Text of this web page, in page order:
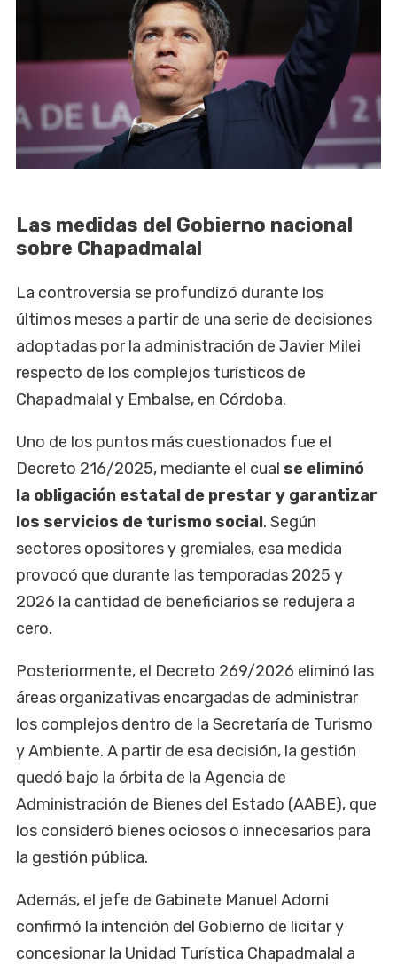
Las medidas del Gobierno nacional
sobre Chapadmalal
La controversia se profundizó durante los
últimos meses a partir de una serie de decisiones
adoptadas por la administración de Javier Milei
respecto de los complejos turísticos de
Chapadmalal y Embalse, en Córdoba.
Uno de los puntos más cuestionados fue el
Decreto 216/2025, mediante el cual se eliminó
la obligación estatal de prestar y garantizar
los servicios de turismo social. Según
sectores opositores y gremiales, esa medida
provocó que durante las temporadas 2025 y
2026 la cantidad de beneficiarios se redujera a
cero.
Posteriormente, el Decreto 269/2026 eliminó las
áreas organizativas encargadas de administrar
los complejos dentro de la Secretaría de Turismo
y Ambiente. A partir de esa decisión, la gestión
quedó bajo la órbita de la Agencia de
Administración de Bienes del Estado (AABE), que
los consideró bienes ociosos o innecesarios para
la gestión pública.
Además, el jefe de Gabinete Manuel Adorni
confirmó la intención del Gobierno de licitar y
concesionar la Unidad Turística Chapadmalal a